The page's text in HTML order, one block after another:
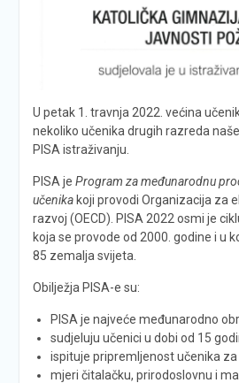
U petak 1. travnja 2022. većina
nekoliko učenika drugih razreda
PISA istraživanju.
PISA je Program za međunarodnu
učenikakoji provodi Organizacija za
razvoj (OECD). PISA 2022 osmi je
koja se provode od 2000. godine i u
85 zemalja svijeta.
Obilježja PISA-e su:
PISA je najveće međunarodno
sudjeluju učenici u dobi od 15
ispituje pripremljenost učenika
mjeri čitalačku, prirodoslovnu i